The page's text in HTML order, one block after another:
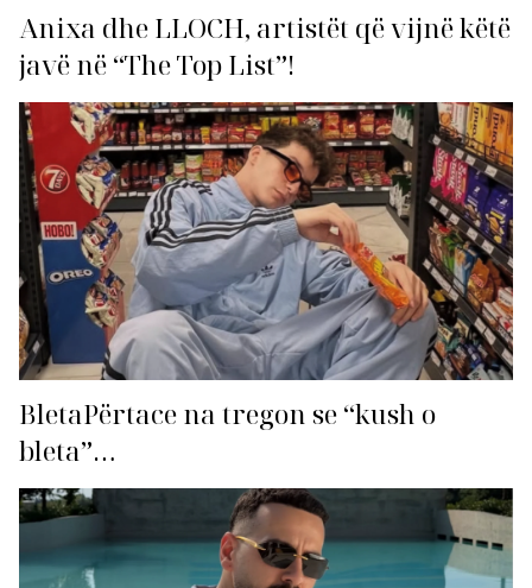
Anixa dhe LLOCH, artistët që vijnë këtë
javë në “The Top List”!
BletaPërtace na tregon se “kush o
bleta”…